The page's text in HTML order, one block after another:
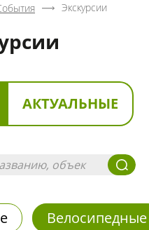
Экскурсии
АКТУАЛЬНЫЕ
Велосипедные